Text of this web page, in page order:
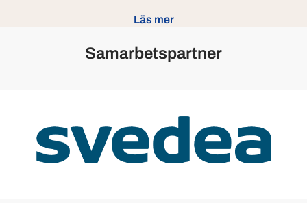
Läs mer
Samarbetspartner